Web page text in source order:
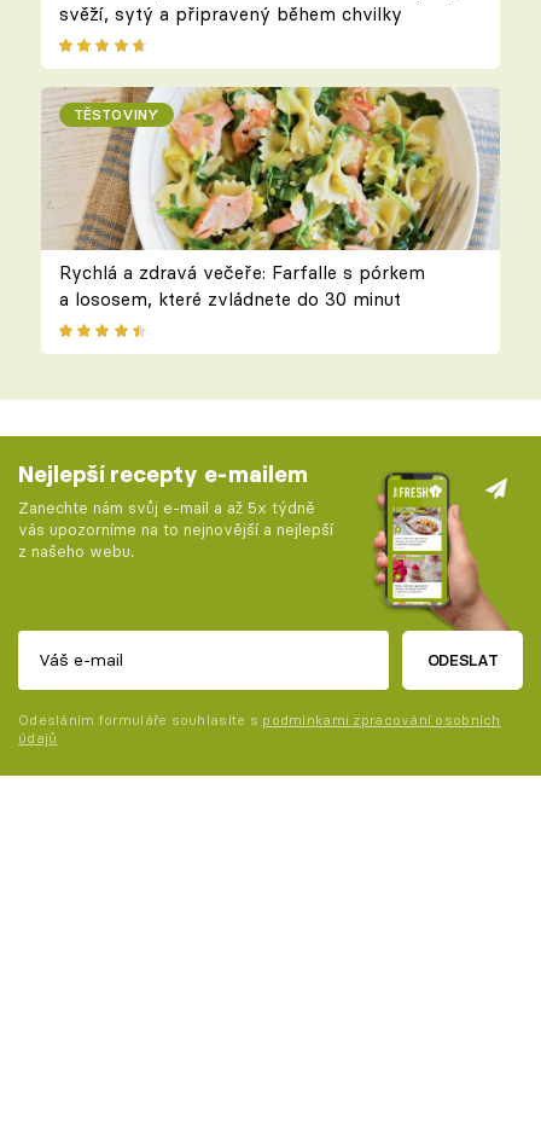
svěží, sytý a připravený během chvilky
TĚSTOVINY
Rychlá a zdravá večeře: Farfalle s pórkem
a lososem, které zvládnete do 30 minut
Nejlepší recepty e-mailem
Zanechte nám svůj e-mail a až 5x týdně
vás upozorníme na to nejnovější a nejlepší
z našeho webu.
ODESLAT
Odesláním formuláře souhlasíte s podmínkami zpracování osobních
údajů